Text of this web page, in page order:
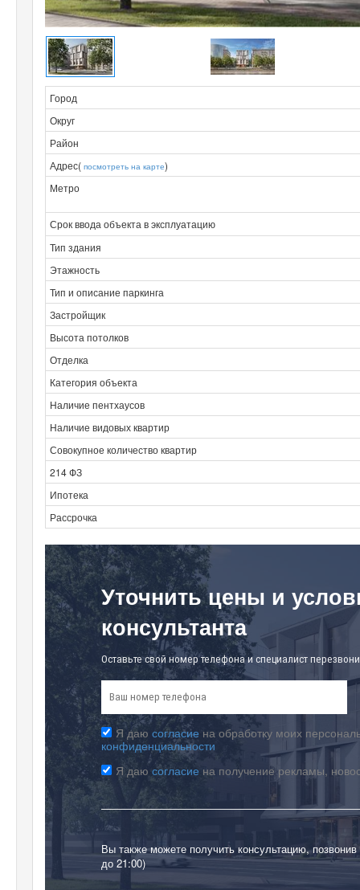
Город
Округ
Район
Адрес( посмотреть на карте)
Метро
Срок ввода объекта в эксплуатацию
Тип здания
Этажность
Тип и описание паркинга
Застройщик
Высота потолков
Отделка
Категория объекта
Наличие пентхаусов
Наличие видовых квартир
Совокупное количество квартир
214 ФЗ
Ипотека
Рассрочка
Уточнить цены и
консультанта
Оставьте свой номер телефона и специалист
Я даю согласие на обработку моих
конфиденциальности
Я даю согласие на получение рекламы,
Вы также можете получить консультацию,
до 21:00)